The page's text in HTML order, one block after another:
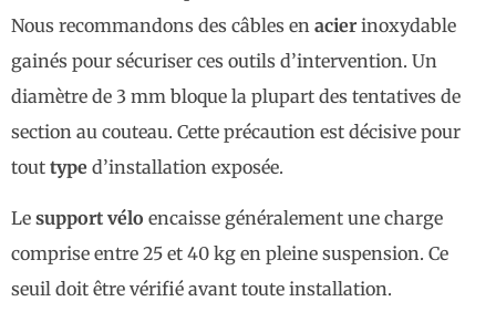
Nous recommandons des câbles en acier inoxydable
gainés pour sécuriser ces outils d’intervention. Un
diamètre de 3 mm bloque la plupart des tentatives de
section au couteau. Cette précaution est décisive pour
tout type d’installation exposée.
Le support vélo encaisse généralement une charge
comprise entre 25 et 40 kg en pleine suspension. Ce
seuil doit être vérifié avant toute installation.